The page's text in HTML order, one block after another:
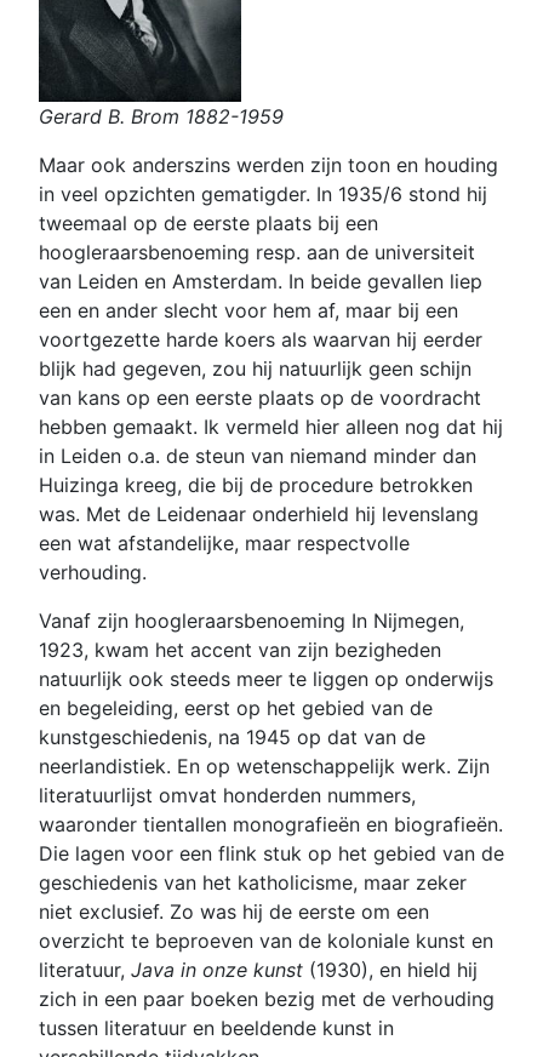
Gerard B. Brom 1882-1959
Maar ook anderszins werden zijn toon en houding
in veel opzichten gematigder. In 1935/6 stond hij
tweemaal op de eerste plaats bij een
hoogleraarsbenoeming resp. aan de universiteit
van Leiden en Amsterdam. In beide gevallen liep
een en ander slecht voor hem af, maar bij een
voortgezette harde koers als waarvan hij eerder
blijk had gegeven, zou hij natuurlijk geen schijn
van kans op een eerste plaats op de voordracht
hebben gemaakt. Ik vermeld hier alleen nog dat hij
in Leiden o.a. de steun van niemand minder dan
Huizinga kreeg, die bij de procedure betrokken
was. Met de Leidenaar onderhield hij levenslang
een wat afstandelijke, maar respectvolle
verhouding.
Vanaf zijn hoogleraarsbenoeming In Nijmegen,
1923, kwam het accent van zijn bezigheden
natuurlijk ook steeds meer te liggen op onderwijs
en begeleiding, eerst op het gebied van de
kunstgeschiedenis, na 1945 op dat van de
neerlandistiek. En op wetenschappelijk werk. Zijn
literatuurlijst omvat honderden nummers,
waaronder tientallen monografieën en biografieën.
Die lagen voor een flink stuk op het gebied van de
geschiedenis van het katholicisme, maar zeker
niet exclusief. Zo was hij de eerste om een
overzicht te beproeven van de koloniale kunst en
literatuur, Java in onze kunst (1930), en hield hij
zich in een paar boeken bezig met de verhouding
tussen literatuur en beeldende kunst in